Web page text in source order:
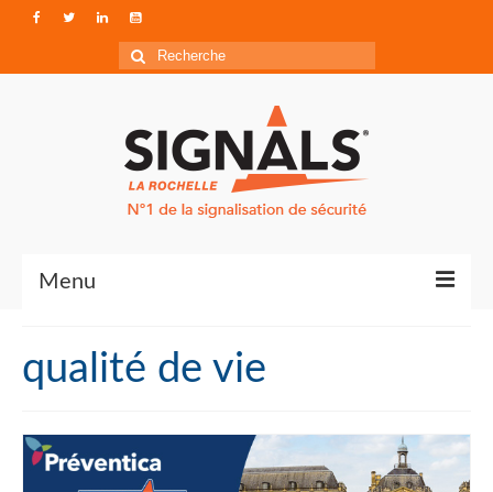
Rechercher
:
Menu
Qui sommes-nous ?
Accéder à Signals
qualité de vie